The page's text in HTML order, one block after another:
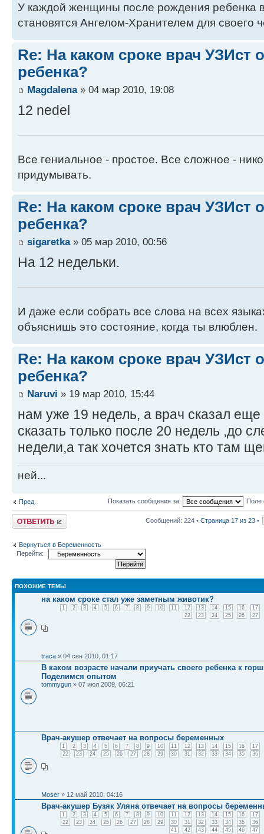
У каждой женщины после рождения ребенка
становятся Ангелом-Хранителем для своего
Re: На каком сроке врач УЗИст
ребенка?
Magdalena» 04 мар 2010, 19:08
12 nedel
Все гениальное - простое. Все сложное -
придумывать.
Re: На каком сроке врач УЗИст
ребенка?
sigaretka» 05 мар 2010, 00:56
На 12 недельки.
И даже если собрать все слова на всех
объяснишь это состояние, когда ты влюблен.
Re: На каком сроке врач УЗИст
ребенка?
Naruvi » 19 мар 2010, 15:44
нам уже 19 недель, а врач сказал
сказать только после 20 недель ,до
недели,а так хочется знать кто там
ней...
Пред. Показать сообщения за: Поле
Ответить Сообщений: 224 • Страница 17 из 23 •
Вернуться в Беременность
Перейти:
ПОХОЖИЕ ТЕМЫ
на каком сроке стал уже заметным животик?
1 2 3 4 5 6 7 8 9 10 11 12 13 14 15 16
17
22
23 24 25 26 27
traca » 04 сен 2010, 01:17
В каком возрасте начали приучать своего ребенка к
Поделимся опытом
tommygun » 07 июл 2009, 06:21
Врач-акушер отвечает на вопросы беременных
1 2 3 4 5 6 7 8 9 10 11 12 13 14 15 16
17
22
23 24 25 26 27 28 29 30 31 32 33 34 35 36
Moser » 12 май 2010, 04:16
Врач-акушер Бузяк Уляна отвечает на вопросы
1 2 3 4 5 6 7 8 9 10 11 12 13 14 15 16
17
22
23 24 25 26 27 28 29 30 31 32 33 34 35
36
41
42 43 44 45 46 47